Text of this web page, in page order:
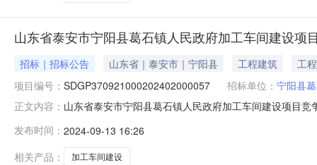
山东省泰安市宁阳县葛石镇人民政府加工车间建设项
招标｜招标公告 山东省｜泰安市｜宁阳县 工程建筑
工程
项目编号： SDGP370921000202402000057 招标单位： 宁阳县
正文内容： 山东省泰安市宁阳县葛石镇人民政府加工车间建设项目
SDGP370921000202402000057项目名称：山东省泰安
购需求
发布时间： 2024-09-13 16:26
相关产品：
加工车间建设